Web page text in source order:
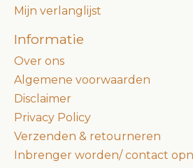
Mijn verlanglijst
Informatie
Over ons
Algemene voorwaarden
Disclaimer
Privacy Policy
Verzenden & retourneren
Inbrenger worden/ contact